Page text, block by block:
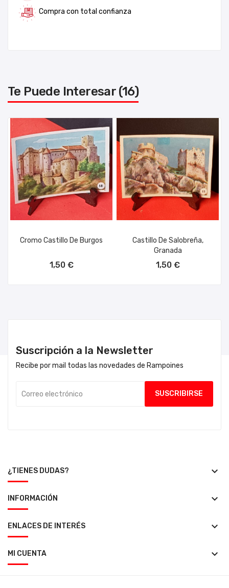
Compra con total confianza
Te Puede Interesar (16)
Cromo Castillo De Burgos
1,50 €
Castillo De Salobreña,
Granada
1,50 €
Suscripción a la Newsletter
Recibe por mail todas las novedades de Rampoines
¿TIENES DUDAS? keyboard_arrow_down
INFORMACIÓN keyboard_arrow_down
ENLACES DE INTERÉS keyboard_arrow_down
MI CUENTA keyboard_arrow_down